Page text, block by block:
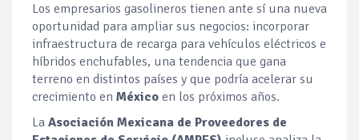
Los empresarios gasolineros tienen ante sí una nueva
oportunidad para ampliar sus negocios: incorporar
infraestructura de recarga para vehículos eléctricos e
híbridos enchufables, una tendencia que gana
terreno en distintos países y que podría acelerar su
crecimiento en México en los próximos años.
La Asociación Mexicana de Proveedores de